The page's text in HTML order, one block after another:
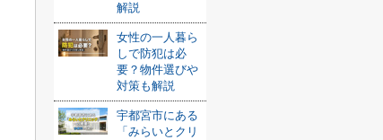
解説
女性の一人暮ら
しで防犯は必
要？物件選びや
対策も解説
宇都宮市にある
「みらいとクリ